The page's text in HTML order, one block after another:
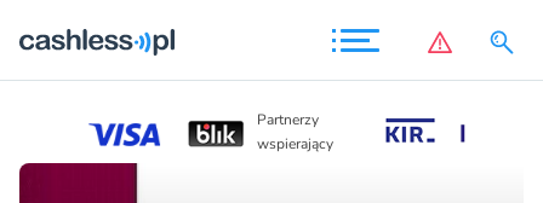
Partnerzy
wspierający